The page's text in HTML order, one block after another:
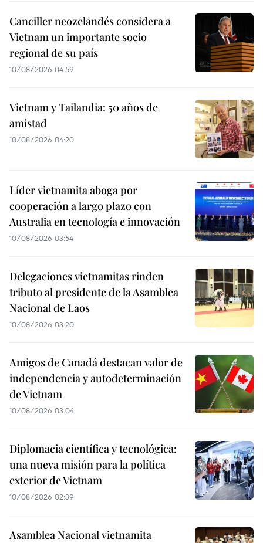
Canciller neozelandés considera a
Vietnam un importante socio
regional de su país
10/08/2026 04:59
Vietnam y Tailandia: 50 años de
amistad
10/08/2026 04:20
Líder vietnamita aboga por
cooperación a largo plazo con
Australia en tecnología e innovación
10/08/2026 03:54
Delegaciones vietnamitas rinden
tributo al presidente de la Asamblea
Nacional de Laos
10/08/2026 03:20
Amigos de Canadá destacan valor de
independencia y autodeterminación
de Vietnam
10/08/2026 03:04
Diplomacia científica y tecnológica:
una nueva misión para la política
exterior de Vietnam
10/08/2026 02:39
Asamblea Nacional vietnamita